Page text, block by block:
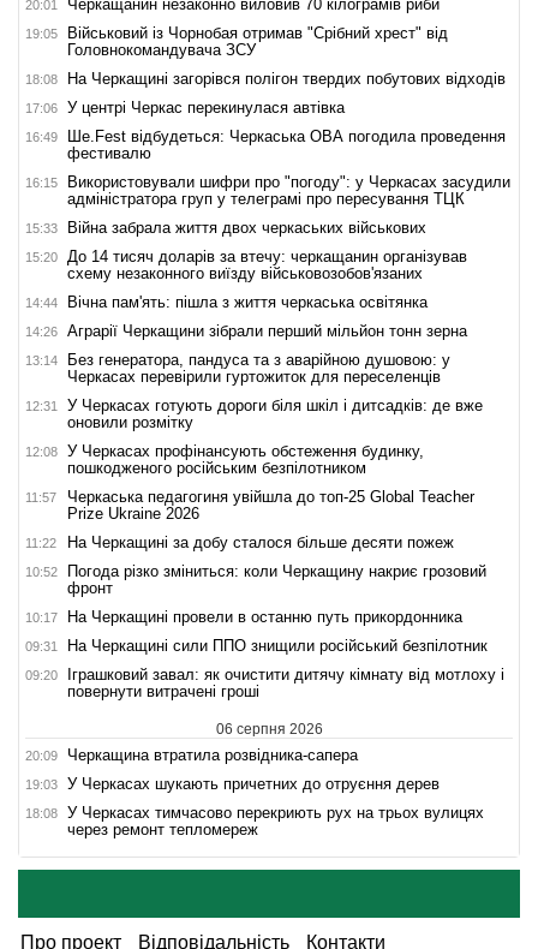
20:01 Черкащанин незаконно виловив 70 кілограмів риби
19:05
Військовий із Чорнобая отримав "Срібний хрест" від
Головнокомандувача ЗСУ
18:08 На Черкащині загорівся полігон твердих побутових відходів
17:06 У центрі Черкас перекинулася автівка
16:49
Ше.Fest відбудеться: Черкаська ОВА погодила проведення
фестивалю
16:15
Використовували шифри про "погоду": у Черкасах засудили
адміністратора груп у телеграмі про пересування ТЦК
15:33 Війна забрала життя двох черкаських військових
15:20
До 14 тисяч доларів за втечу: черкащанин організував
схему незаконного виїзду військовозобов'язаних
14:44 Вічна пам'ять: пішла з життя черкаська освітянка
14:26 Аграрії Черкащини зібрали перший мільйон тонн зерна
13:14
Без генератора, пандуса та з аварійною душовою: у
Черкасах перевірили гуртожиток для переселенців
12:31
У Черкасах готують дороги біля шкіл і дитсадків: де вже
оновили розмітку
12:08
У Черкасах профінансують обстеження будинку,
пошкодженого російським безпілотником
11:57
Черкаська педагогиня увійшла до топ-25 Global Teacher
Prize Ukraine 2026
11:22 На Черкащині за добу сталося більше десяти пожеж
10:52
Погода різко зміниться: коли Черкащину накриє грозовий
фронт
10:17 На Черкащині провели в останню путь прикордонника
09:31 На Черкащині сили ППО знищили російський безпілотник
09:20
Іграшковий завал: як очистити дитячу кімнату від мотлоху і
повернути витрачені гроші
06 серпня 2026
20:09 Черкащина втратила розвідника-сапера
19:03 У Черкасах шукають причетних до отруєння дерев
18:08
У Черкасах тимчасово перекриють рух на трьох вулицях
через ремонт тепломереж
Про проект Відповідальність Контакти